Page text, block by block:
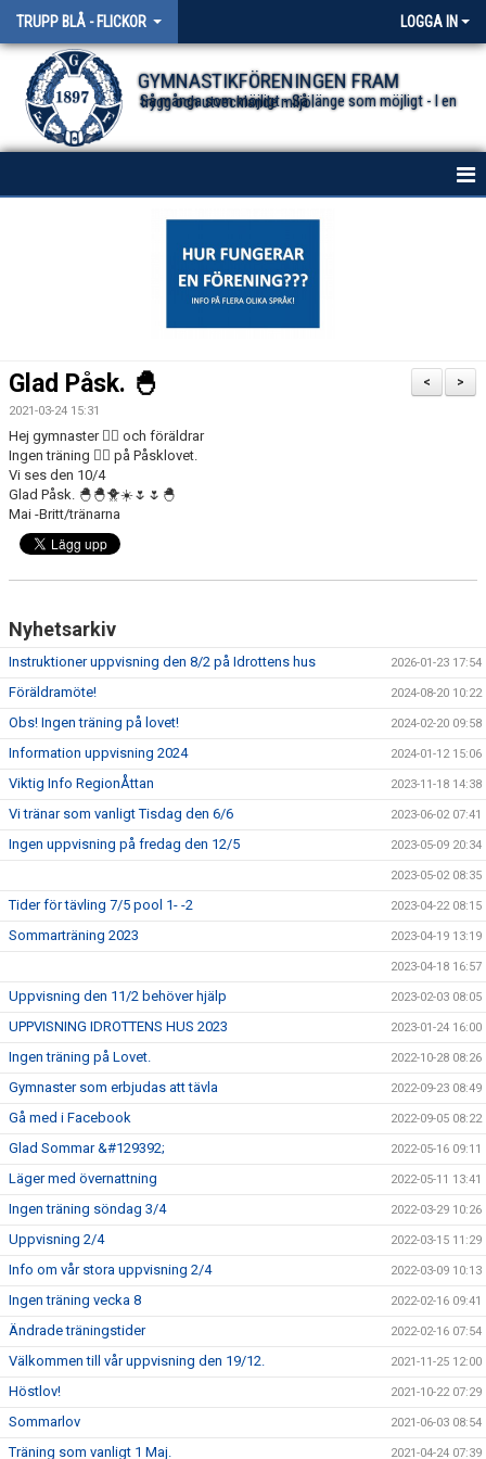
TRUPP BLÅ - FLICKOR LOGGA IN
GYMNASTIKFÖRENINGEN FRAM
Så många som möjligt - Så länge som möjligt - I en trygg och utvecklande miljö.
>
<
Glad Påsk. 🐣
2021-03-24 15:31
Hej gymnaster 🤸‍♀️ och föräldrar
Ingen träning 🏋️‍♀️ på Påsklovet.
Vi ses den 10/4
Glad Påsk. 🐣🐣🐥☀️🌷🌷🐣
Mai -Britt/tränarna
Nyhetsarkiv
Instruktioner uppvisning den 8/2 på Idrottens hus 2026-01-23 17:54
Föräldramöte! 2024-08-20 10:22
Obs! Ingen träning på lovet! 2024-02-20 09:58
Information uppvisning 2024 2024-01-12 15:06
Viktig Info RegionÅttan 2023-11-18 14:38
Vi tränar som vanligt Tisdag den 6/6 2023-06-02 07:41
Ingen uppvisning på fredag den 12/5 2023-05-09 20:34
2023-05-02 08:35
Tider för tävling 7/5 pool 1- -2 2023-04-22 08:15
Sommarträning 2023 2023-04-19 13:19
2023-04-18 16:57
Uppvisning den 11/2 behöver hjälp 2023-02-03 08:05
UPPVISNING IDROTTENS HUS 2023 2023-01-24 16:00
Ingen träning på Lovet. 2022-10-28 08:26
Gymnaster som erbjudas att tävla 2022-09-23 08:49
Gå med i Facebook 2022-09-05 08:22
Glad Sommar &#129392; 2022-05-16 09:11
Läger med övernattning 2022-05-11 13:41
Ingen träning söndag 3/4 2022-03-29 10:26
Uppvisning 2/4 2022-03-15 11:29
Info om vår stora uppvisning 2/4 2022-03-09 10:13
Ingen träning vecka 8 2022-02-16 09:41
Ändrade träningstider 2022-02-16 07:54
Välkommen till vår uppvisning den 19/12. 2021-11-25 12:00
Höstlov! 2021-10-22 07:29
Sommarlov 2021-06-03 08:54
Träning som vanligt 1 Maj. 2021-04-24 07:39